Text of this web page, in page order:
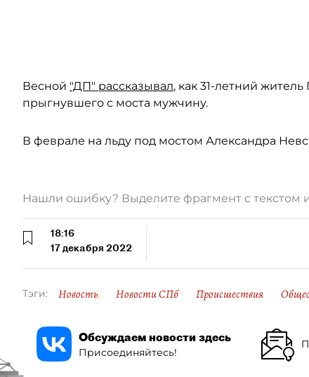
Весной "ДП" рассказывал, как 31-летний
прыгнувшего с моста мужчину.
В феврале на льду под мостом Александра
Нашли ошибку? Выделите фрагмент с текстом
18:16
17 декабря 2022
Тэги: Новость Новости СПб Происшествия
Обсуждаем новости здесь
Присоединяйтесь!